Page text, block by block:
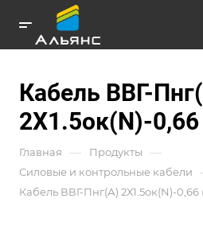
Кабель ВВГ-
2Х1.5ок(N)-
Главная — Продукты —
Силовые и контрольные кабели
Кабель ВВГ-Пнг(А) 2Х1.5ок(N)-0,66